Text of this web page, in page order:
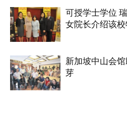
可授学士学位
女院长介绍该
新加坡中山会
芽